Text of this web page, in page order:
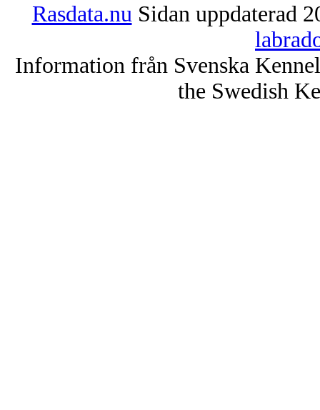
Rasdata.nu Sidan uppdaterad
Information från Svenska
the Swedish